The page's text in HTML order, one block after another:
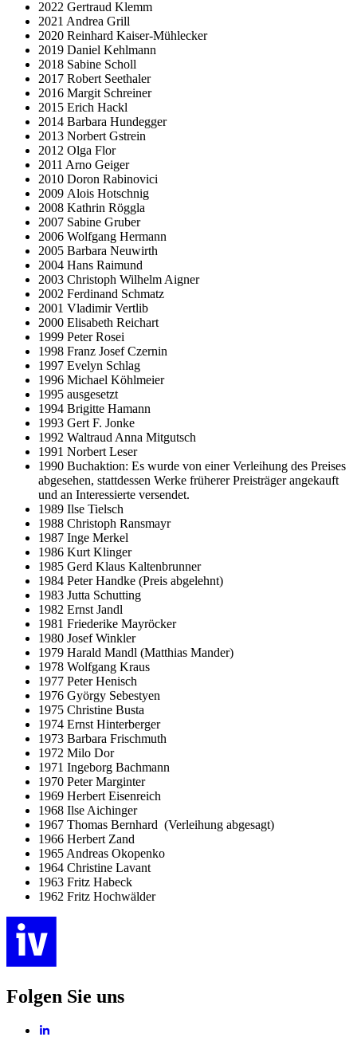
2022 Gertraud Klemm
2021 Andrea Grill
2020 Reinhard Kaiser-Mühlecker
2019 Daniel Kehlmann
2018 Sabine Scholl
2017 Robert Seethaler
2016 Margit Schreiner
2015 Erich Hackl
2014 Barbara Hundegger
2013 Norbert Gstrein
2012 Olga Flor
2011 Arno Geiger
2010 Doron Rabinovici
2009 Alois Hotschnig
2008 Kathrin Röggla
2007 Sabine Gruber
2006 Wolfgang Hermann
2005 Barbara Neuwirth
2004 Hans Raimund
2003 Christoph Wilhelm Aigner
2002 Ferdinand Schmatz
2001 Vladimir Vertlib
2000 Elisabeth Reichart
1999 Peter Rosei
1998 Franz Josef Czernin
1997 Evelyn Schlag
1996 Michael Köhlmeier
1995 ausgesetzt
1994 Brigitte Hamann
1993 Gert F. Jonke
1992 Waltraud Anna Mitgutsch
1991 Norbert Leser
1990 Buchaktion: Es wurde von einer Verleihung des Preises
abgesehen, stattdessen Werke früherer Preisträger angekauft
und an Interessierte versendet.
1989 Ilse Tielsch
1988 Christoph Ransmayr
1987 Inge Merkel
1986 Kurt Klinger
1985 Gerd Klaus Kaltenbrunner
1984 Peter Handke (Preis abgelehnt)
1983 Jutta Schutting
1982 Ernst Jandl
1981 Friederike Mayröcker
1980 Josef Winkler
1979 Harald Mandl (Matthias Mander)
1978 Wolfgang Kraus
1977 Peter Henisch
1976 György Sebestyen
1975 Christine Busta
1974 Ernst Hinterberger
1973 Barbara Frischmuth
1972 Milo Dor
1971 Ingeborg Bachmann
1970 Peter Marginter
1969 Herbert Eisenreich
1968 Ilse Aichinger
1967 Thomas Bernhard (Verleihung abgesagt)
1966 Herbert Zand
1965 Andreas Okopenko
1964 Christine Lavant
1963 Fritz Habeck
1962 Fritz Hochwälder
Folgen Sie uns